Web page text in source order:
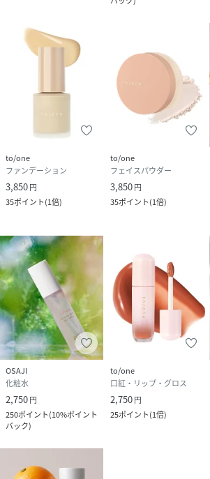
to/one
ファンデーション
3,850円
35ポイント(1倍)
to/one
フェイスパウダー
3,850円
35ポイント(1倍)
OSAJI
化粧水
2,750円
250ポイント(10%ポイント
バック)
to/one
口紅・リップ・グロス
2,750円
25ポイント(1倍)